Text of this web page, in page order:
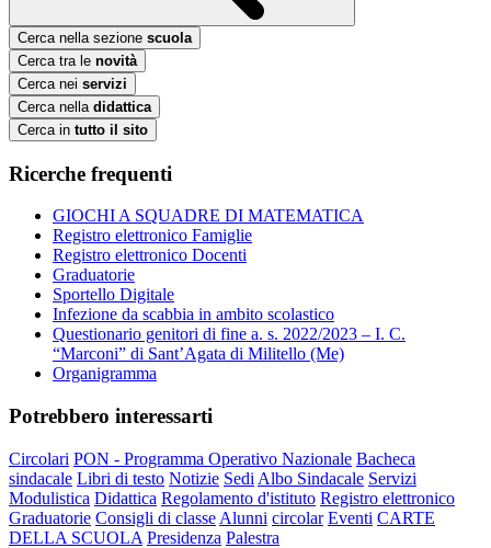
Cerca nella sezione scuola
Cerca tra le novità
Cerca nei servizi
Cerca nella didattica
Cerca in tutto il sito
Ricerche frequenti
GIOCHI A SQUADRE DI MATEMATICA
Registro elettronico Famiglie
Registro elettronico Docenti
Graduatorie
Sportello Digitale
Infezione da scabbia in ambito scolastico
Questionario genitori di fine a. s. 2022/2023 – I. C.
“Marconi” di Sant’Agata di Militello (Me)
Organigramma
Potrebbero interessarti
Circolari PON - Programma Operativo Nazionale Bacheca
sindacale Libri di testo Notizie Sedi Albo Sindacale Servizi
Modulistica Didattica Regolamento d'istituto Registro elettronico
Graduatorie Consigli di classe Alunni circolar Eventi CARTE
DELLA SCUOLA Presidenza Palestra